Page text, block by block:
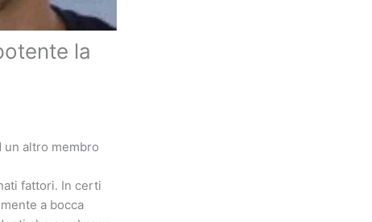
la
un altro membro
fattori. In certi
a bocca